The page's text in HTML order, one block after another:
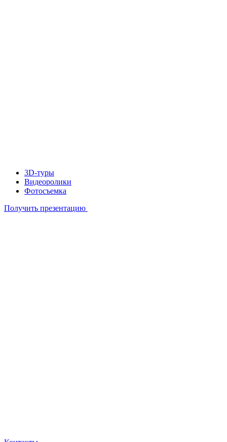
3D-туры
Видеоролики
Фотосъемка
Получить презентацию